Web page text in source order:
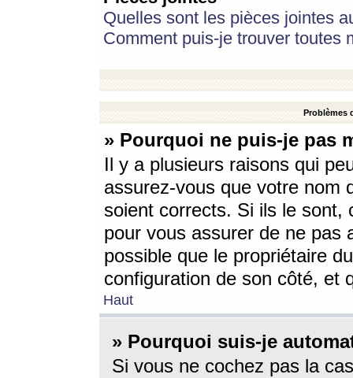
Quelles sont les pièces jointes
Comment puis-je trouver toutes
Problèmes
» Pourquoi ne puis-je pas
Il y a plusieurs raisons qui
assurez-vous que votre nom
soient corrects. Si ils le sont,
pour vous assurer de ne pas
possible que le propriétaire
configuration de son côté, et
Haut
» Pourquoi suis-je
Si vous ne cochez pas la